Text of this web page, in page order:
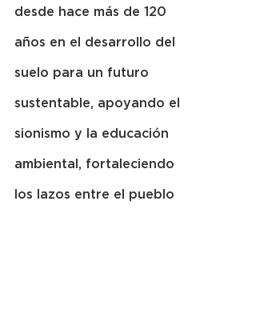
desde hace más de 120
años en el desarrollo del
suelo para un futuro
sustentable, apoyando el
sionismo y la educación
ambiental, fortaleciendo
los lazos entre el pueblo